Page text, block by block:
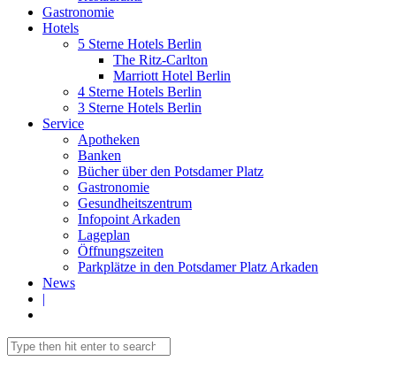
Gastronomie
Hotels
5 Sterne Hotels Berlin
The Ritz-Carlton
Marriott Hotel Berlin
4 Sterne Hotels Berlin
3 Sterne Hotels Berlin
Service
Apotheken
Banken
Bücher über den Potsdamer Platz
Gastronomie
Gesundheitszentrum
Infopoint Arkaden
Lageplan
Öffnungszeiten
Parkplätze in den Potsdamer Platz Arkaden
News
|